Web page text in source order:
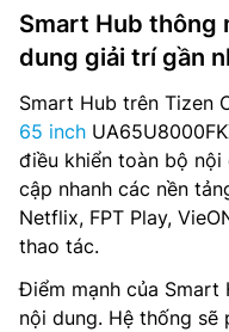
Smart Hub thông
dung giải trí gần
Smart Hub trên Tizen
65 inch
điều khiển toàn bộ nội
cập nhanh các nền
Netflix, FPT Play,
thao tác.
Điểm mạnh của Smart
nội dung. Hệ thống